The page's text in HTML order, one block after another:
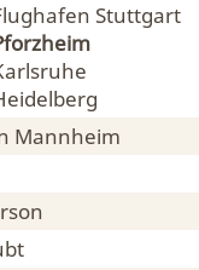
Stuttgart
Mannheim